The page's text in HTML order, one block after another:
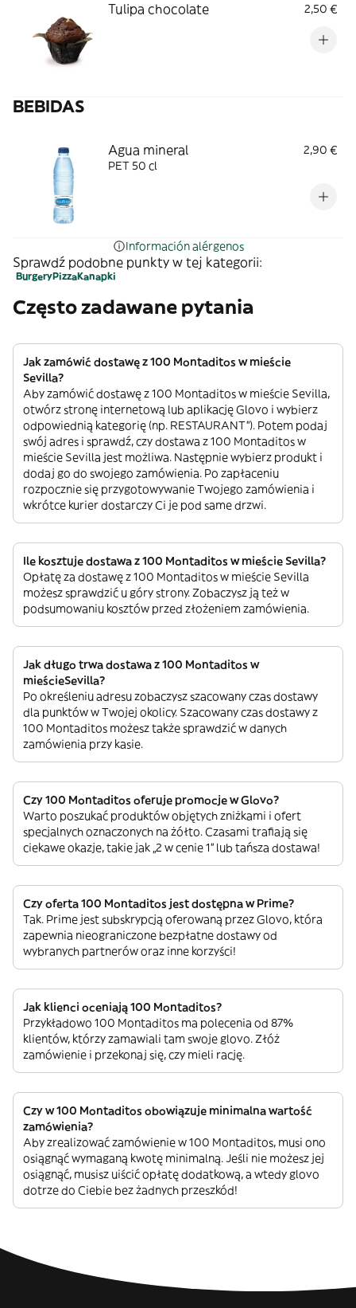
Tulipa chocolate 2,50 €
BEBIDAS
Agua mineral
2,90 €
PET 50 cl
Información alérgenos
Sprawdź podobne punkty w tej kategorii:
BurgeryPizzaKanapki
Często zadawane pytania
Jak zamówić dostawę z 100 Montaditos w mieście
Sevilla?
Aby zamówić dostawę z 100 Montaditos w mieście Sevilla,
otwórz stronę internetową lub aplikację Glovo i wybierz
odpowiednią kategorię (np. RESTAURANT”). Potem podaj
swój adres i sprawdź, czy dostawa z 100 Montaditos w
mieście Sevilla jest możliwa. Następnie wybierz produkt i
dodaj go do swojego zamówienia. Po zapłaceniu
rozpocznie się przygotowywanie Twojego zamówienia i
wkrótce kurier dostarczy Ci je pod same drzwi.
Ile kosztuje dostawa z 100 Montaditos w mieście Sevilla?
Opłatę za dostawę z 100 Montaditos w mieście Sevilla
możesz sprawdzić u góry strony. Zobaczysz ją też w
podsumowaniu kosztów przed złożeniem zamówienia.
Jak długo trwa dostawa z 100 Montaditos w
mieścieSevilla?
Po określeniu adresu zobaczysz szacowany czas dostawy
dla punktów w Twojej okolicy. Szacowany czas dostawy z
100 Montaditos możesz także sprawdzić w danych
zamówienia przy kasie.
Czy 100 Montaditos oferuje promocje w Glovo?
Warto poszukać produktów objętych zniżkami i ofert
specjalnych oznaczonych na żółto. Czasami trafiają się
ciekawe okazje, takie jak „2 w cenie 1” lub tańsza dostawa!
Czy oferta 100 Montaditos jest dostępna w Prime?
Tak. Prime jest subskrypcją oferowaną przez Glovo, która
zapewnia nieograniczone bezpłatne dostawy od
wybranych partnerów oraz inne korzyści!
Jak klienci oceniają 100 Montaditos?
Przykładowo 100 Montaditos ma polecenia od 87%
klientów, którzy zamawiali tam swoje glovo. Złóż
zamówienie i przekonaj się, czy mieli rację.
Czy w 100 Montaditos obowiązuje minimalna wartość
zamówienia?
Aby zrealizować zamówienie w 100 Montaditos, musi ono
osiągnąć wymaganą kwotę minimalną. Jeśli nie możesz jej
osiągnąć, musisz uiścić opłatę dodatkową, a wtedy glovo
dotrze do Ciebie bez żadnych przeszkód!